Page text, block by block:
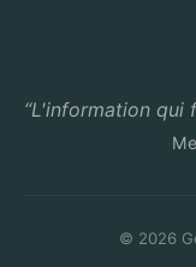
“L'information qui
© 2026